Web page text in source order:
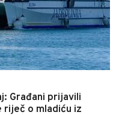
Građani prijavili
o mladiću iz